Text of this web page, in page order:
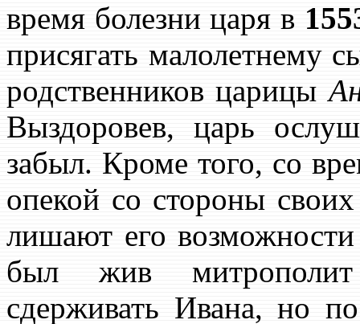
время болезни царя в
присягать малолетнему
родственников царицы
Выздоровев, царь
забыл. Кроме того, со
опекой со стороны
лишают его возможности
был жив
сдерживать Ивана, но